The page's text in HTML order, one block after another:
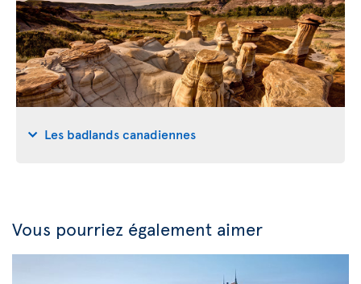
Les badlands canadiennes
Vous pourriez également aimer